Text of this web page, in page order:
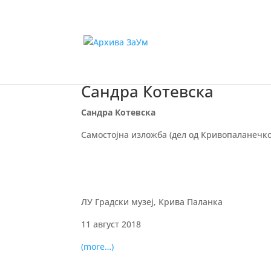
Сандра Котевска
Сандра Котевска
Самостојна изложба (дел од
ЛУ Градски музеј, Крива Паланка
11 август 2018
(more…)